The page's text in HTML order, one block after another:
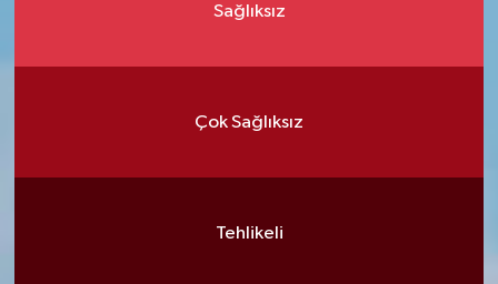
Sağlıksız
Çok Sağlıksız
Tehlikeli